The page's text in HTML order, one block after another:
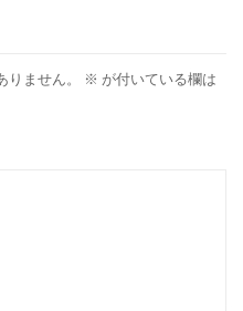
ません。 ※ が付いている欄は